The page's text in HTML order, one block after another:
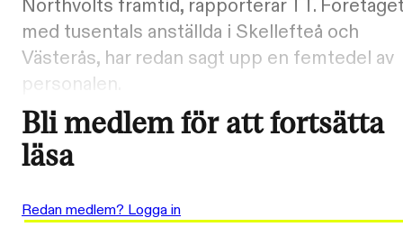
Northvolts framtid, rapporterar TT.
med tusentals anställda i Skellefteå och
Västerås, har redan sagt upp en femtedel av
personalen.
Bli medlem för att fortsätta
läsa
Redan medlem? Logga in